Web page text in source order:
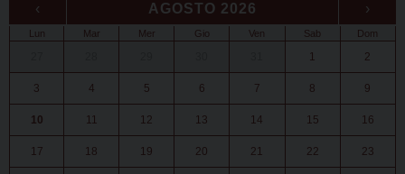
‹ AGOSTO 2026 ›
Lun Mar Mer Gio Ven Sab Dom
1 2
3 4 5 6 7 8 9
10 11 12 13 14 15 16
17 18 19 20 21 22 23